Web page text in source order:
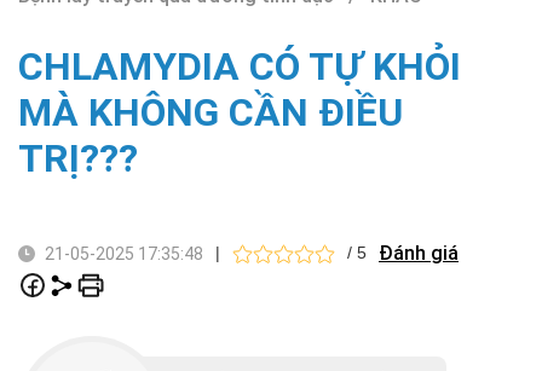
CHLAMYDIA CÓ TỰ KHỎI
MÀ KHÔNG CẦN ĐIỀU
TRỊ???
21-05-2025 17:35:48 | / 5 Đánh giá